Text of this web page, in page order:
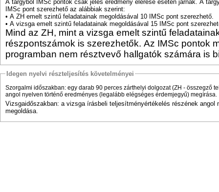
A tárgyból IMSc pontok csak jeles eredmény elérése esetén járnak. A
IMSc pont szerezhető az alábbiak szerint:
• A ZH emelt szintű feladatainak megoldásával 10 IMSc pont szerezhető.
• A vizsga emelt szintű feladatainak megoldásával 15 IMSc pont
Mind az ZH, mint a vizsga emelt szintű
részpontszámok is szerezhetők. Az IMSc pontok
programban nem résztvevő hallgatók számára is
Idegen nyelvi részteljesítés követelményei
Szorgalmi időszakban: egy darab 90 perces zárthelyi dolgozat (ZH - összegző
angol nyelven történő eredményes (legalább elégséges érdemjegyű) megírása.
Vizsgaidőszakban: a vizsga írásbeli teljesítményértékelés részének angol
megoldása.